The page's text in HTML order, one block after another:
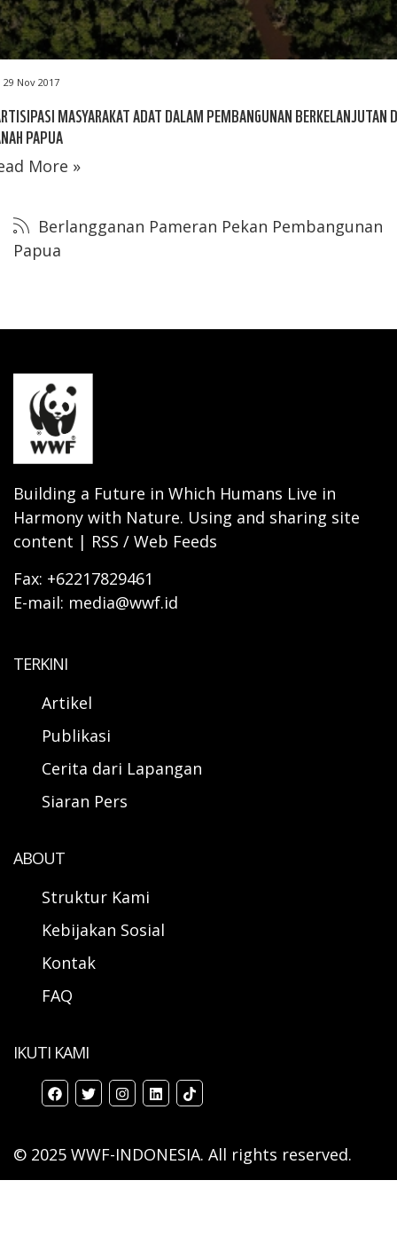
29 Nov 2017
MASYARAKAT ADAT DALAM PEMBANGUNAN BERKELANJUTAN
PAPUA
More »
Berlangganan Pameran Pekan Pembangunan
Papua
Building a Future in Which Humans Live in
Harmony with Nature. Using and sharing site
content | RSS / Web Feeds
Fax: +62217829461
E-mail: media@wwf.id
TERKINI
Artikel
Publikasi
Cerita dari Lapangan
Siaran Pers
ABOUT
Struktur Kami
Kebijakan Sosial
Kontak
FAQ
IKUTI KAMI
© 2025 WWF-INDONESIA. All rights reserved.